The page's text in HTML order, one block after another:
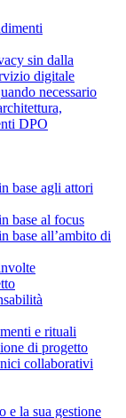
sin dalla
digitale
necessario
DPO
base agli attori
base al focus
base all’ambito di
e rituali
di progetto
collaborativi
e la sua gestione